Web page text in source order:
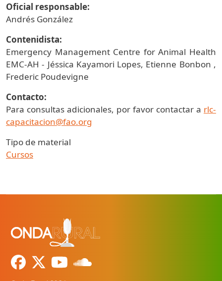
Oficial responsable:
Andrés González
Contenidista:
Emergency Management Centre for Animal Health
EMC-AH - Jéssica Kayamori Lopes, Etienne Bonbon ,
Frederic Poudevigne
Contacto:
Para consultas adicionales, por favor contactar a rlc-
capacitacion@fao.org
Tipo de material
Cursos